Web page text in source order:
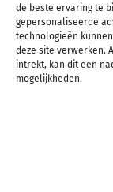
de beste ervaring te
gepersonaliseerde
technologieën
deze site verwerken.
intrekt, kan dit een
mogelijkheden.
prioriteit? En
je wat
waarom het